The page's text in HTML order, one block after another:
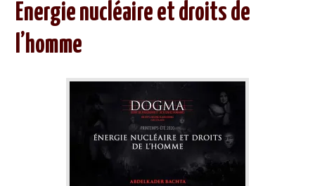
Énergie nucléaire et droits de
l’homme